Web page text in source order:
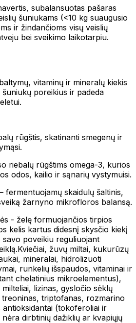
subalansuotas pašaras
šuniukams (<10 kg suaugusio
ir žindančioms visų veislių
bei sveikimo laikotarpiu.
vitaminų ir mineralų kiekis
šuniukų poreikius ir padeda
rūgštis, skatinanti smegenų ir
riebalų rūgštims omega-3, kurios
odos, kailio ir sąnarių vystymuisi.
fermentuojamų skaidulų šaltinis,
žarnyno mikrofloros balansą.
- želę formuojančios tirpios
kelis kartus didesnį skysčio kiekį
poveikiu reguliuojant
žuvų miltai, kukurūzų
mineralai, hidrolizuoti
runkelių išspaudos, vitaminai ir
chelatinius mikroelementus),
lizinas, gysločio sėklų
triptofanas, rozmarino
(tokoferoliai ir
dirbtinių dažiklių ar kvapiųjų